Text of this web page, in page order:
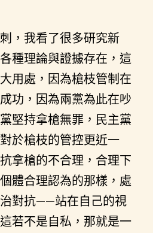
，我看了很多研究新
種理論與證據存在，這
用處，因為槍枝管制在
功，因為兩黨為此在吵
堅持拿槍無罪，民主黨
於槍枝的管控更近一
拿槍的不合理，合理下
體合理認為的那樣，處
對抗——站在自己的視
若不是自私，那就是一